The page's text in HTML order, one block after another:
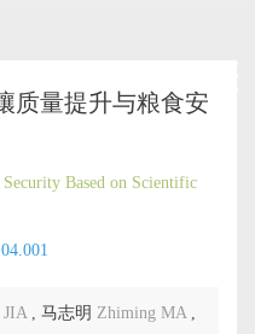
质量提升与粮食安
Based on Scientific
JIA, 马志明 Zhiming MA,